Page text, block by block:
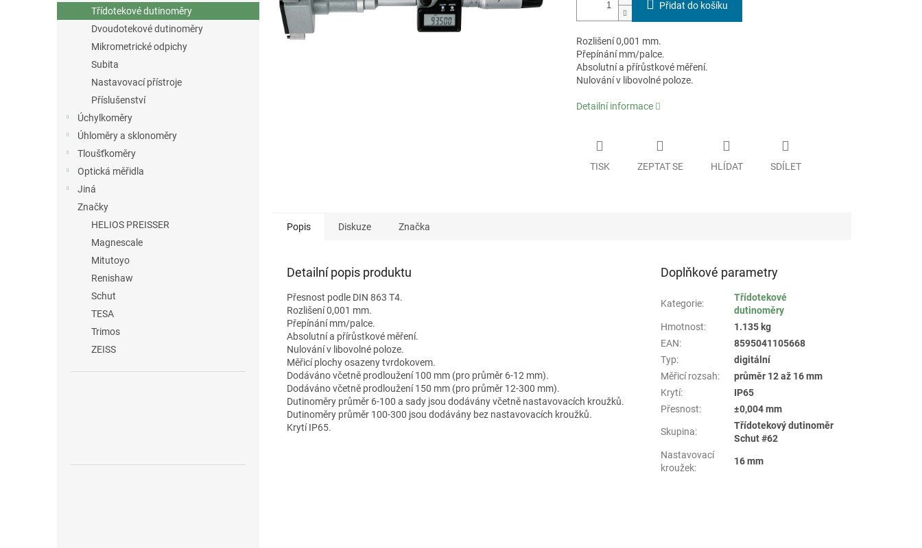
n
e
Třídotekové dutinoměry
Dvoudotekové dutinoměry
Mikrometrické odpichy
Subita
Nastavovací přístroje
Příslušenství
Úchylkoměry
Úhloměry a sklonoměry
Tloušťkoměry
Optická měřidla
Jiná
Značky
HELIOS PREISSER
Magnescale
Mitutoyo
Renishaw
Schut
TESA
Trimos
ZEISS
Přidat do košíku
Rozlišení 0,001 mm.
Přepínání mm/palce.
Absolutní a přírůstkové měření.
Nulování v libovolné poloze.
Detailní informace
TISK ZEPTAT SE HLÍDAT SDÍLET
Popis Diskuze Značka
Detailní popis produktu
Přesnost podle DIN 863 T4.
Rozlišení 0,001 mm.
Přepínání mm/palce.
Absolutní a přírůstkové měření.
Nulování v libovolné poloze.
Měřicí plochy osazeny tvrdokovem.
Dodáváno včetně prodloužení 100 mm (pro průměr 6-12 mm).
Dodáváno včetně prodloužení 150 mm (pro průměr 12-300 mm).
Dutinoměry průměr 6-100 a sady jsou dodávány včetně nastavovacích kroužků.
Dutinoměry průměr 100-300 jsou dodávány bez nastavovacích kroužků.
Krytí IP65.
Doplňkové parametry
Kategorie:
Třídotekové
dutinoměry
Hmotnost:
1.135 kg
EAN:
8595041105668
Typ:
digitální
Měřicí rozsah:
průměr 12 až 16 mm
Krytí:
IP65
Přesnost: ±0,004 mm
Skupina:
Třídotekový dutinoměr
Schut #62
Nastavovací
kroužek:
16 mm